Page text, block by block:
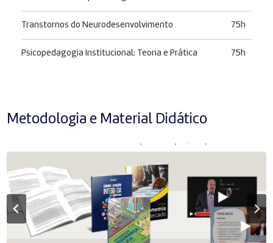
Transtornos do Neurodesenvolvimento 75h
Psicopedagogia Institucional: Teoria e Prática 75h
Metodologia e Material Didático